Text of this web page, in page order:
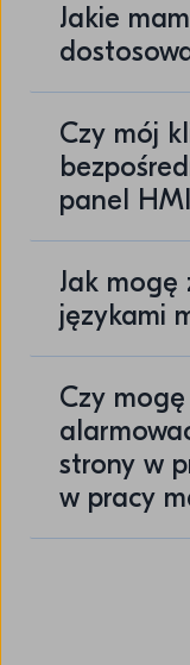
Jakie
Czy mój
panel
Jak mogę
językami
Czy
strony w
w pracy